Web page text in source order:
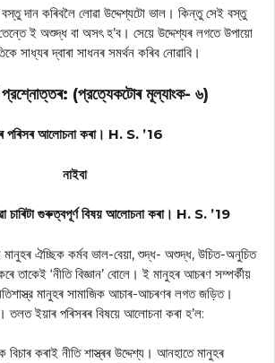
বস্তু দান কৰিবলৈ লোৱা উদ্দেশ্যটো ভাল। কিন্তু সেই বস্তু
ই অশুদ্ধ বা অসৎ হ’ব। সেয়ে উদ্দেশ্যৰ লগতে উপায়ো
সাধ্যৰ দ্বাৰা সাধনৰ সমৰ্থন কৰিব নোৱাবি।
প্রশ্নোত্তৰ: (প্রত্যেকটোৰ মূল্যাংক- ৬)
পৰিসৰ আলোচনা কৰা। H. S. ’16
নাইবা
চাৰিটা গুৰুত্বপূর্ণ বিষয় আলোচনা কৰা। H. S. ’19
মানুহৰ ঐচ্ছিক কর্মব ভাল-বেয়া, শুদ্ধ- অশুদ্ধ, উচিত-অনুচিত
তাকেই ‘নীতি বিজ্ঞান’ বোলে। ই মানুহৰ আচৰণ সম্পৰ্কীয়
মানুহৰ সামাজিক আচাৰ-আচৰণৰ লগত জড়িত।
তলত ইয়াৰ পৰিসৰৰ বিষয়ে আলোচনা কৰা হ’ল:
কৰাই নীতি শাস্ত্ৰৰ উদ্দেশ্য। আনহাতে মানুহৰ